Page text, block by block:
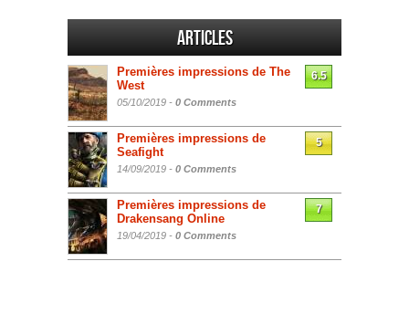
Articles
Premières impressions de The
West
05/10/2019 - 0 Comments
6.5
Premières impressions de
Seafight
14/09/2019 - 0 Comments
5
Premières impressions de
Drakensang Online
19/04/2019 - 0 Comments
7